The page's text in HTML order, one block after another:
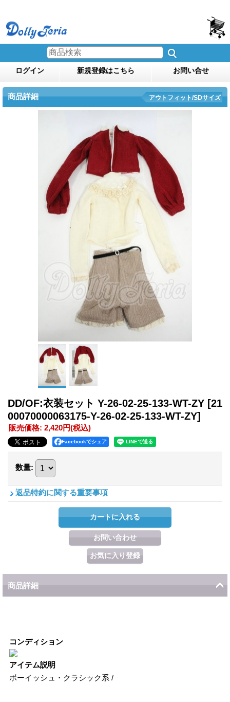
ログイン 新規登録はこちら お問い合せ
商品詳細 アウトフィット/SDサイズ
DD/OF:衣装セット Y-26-02-25-133-WT-ZY [21
00070000063175-Y-26-02-25-133-WT-ZY]
販売価格: 2,420円(税込)
Facebookでシェア
数量:
返品特約に関する重要事項
商品詳細
コンディション
アイテム説明
ボーイッシュ・クラシック系 /